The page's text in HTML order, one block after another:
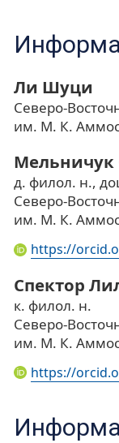
Ли Шуци
Северо-
им. М. К.
Мельничук
д. филол. н.,
Северо-
им. М. К.
https://
Спектор
к. филол. н.
Северо-
им. М. К.
https://